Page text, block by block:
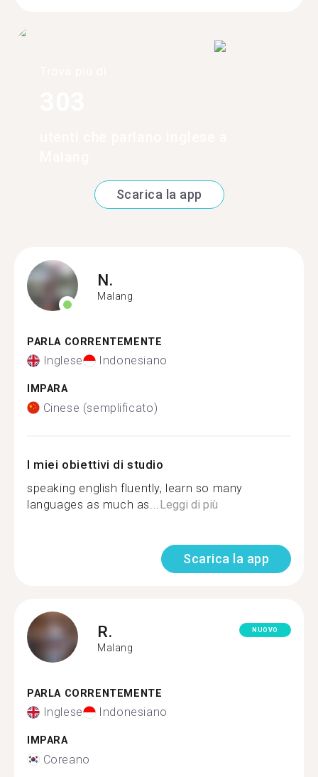
Scarica la app
N.
Malang
PARLA CORRENTEMENTE
Inglese Indonesiano
IMPARA
Cinese (semplificato)
I miei obiettivi di studio
speaking english fluently, learn so many
languages as much as... Leggi di più
Scarica la app
R.
Malang
NUOVO
PARLA CORRENTEMENTE
Inglese Indonesiano
IMPARA
Coreano